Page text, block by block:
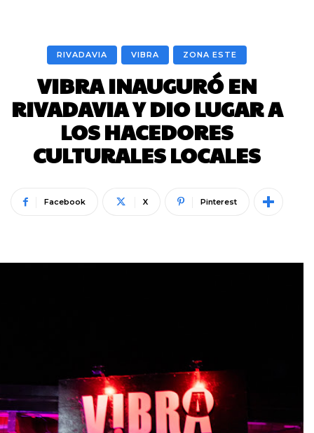
RIVADAVIA VIBRA ZONA ESTE
VIBRA INAUGURÓ EN
RIVADAVIA Y DIO LUGAR A
LOS HACEDORES
CULTURALES LOCALES
Facebook X Pinterest